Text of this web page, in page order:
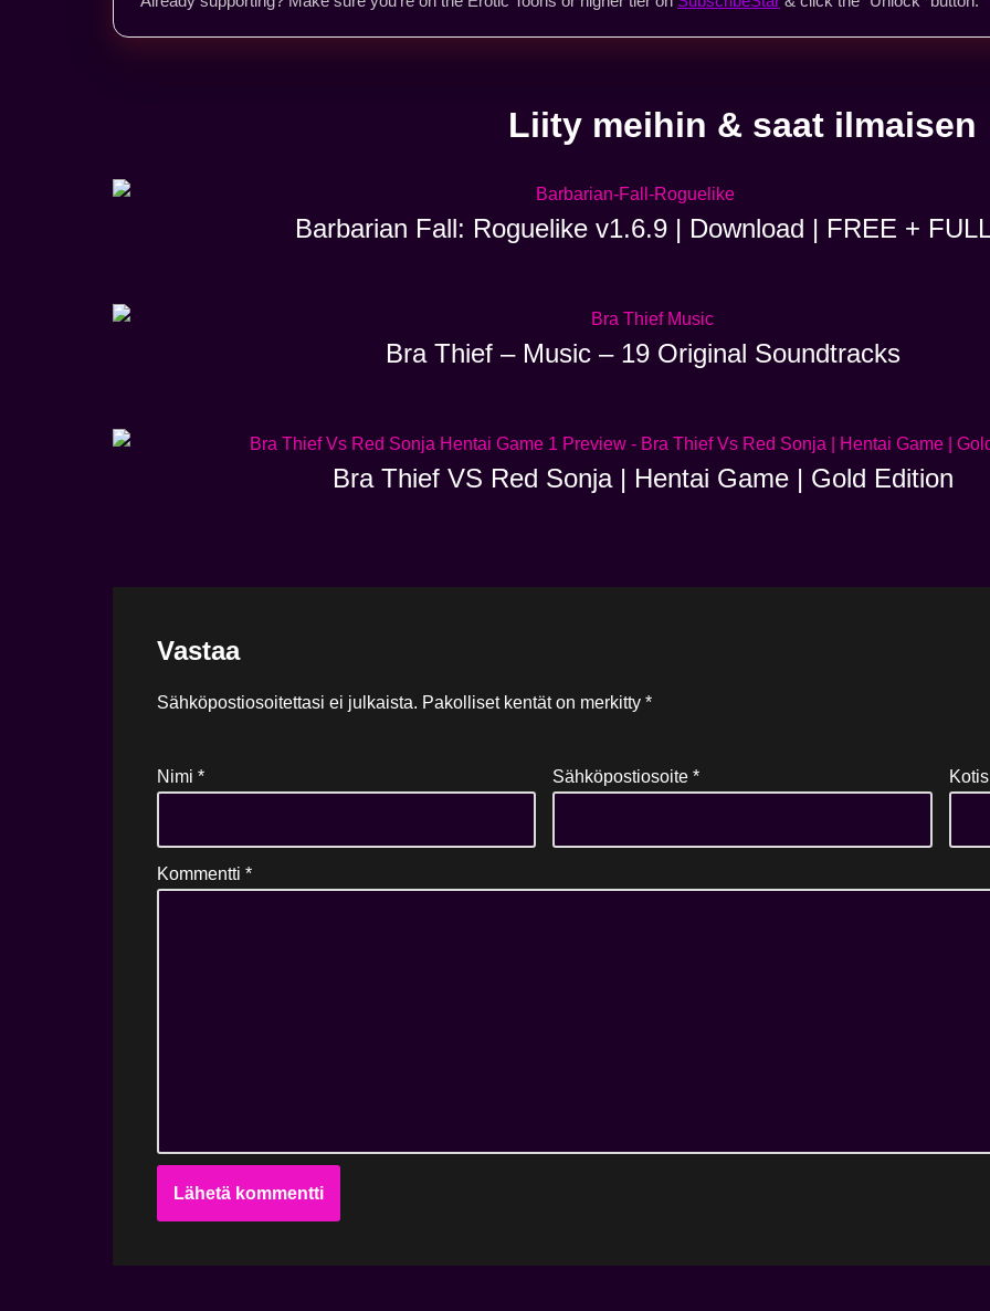
Liity meihin & saat ilmaisen
Barbarian Fall: Roguelike v1.6.9 | Download | FREE +
Bra Thief – Music – 19 Original Soundtracks
Bra Thief VS Red Sonja | Hentai Game | Gold Edition
Vastaa
Sähköpostiosoitettasi ei julkaista. Pakolliset kentät on merkitty *
Nimi * Sähköpostiosoite*
Kommentti *